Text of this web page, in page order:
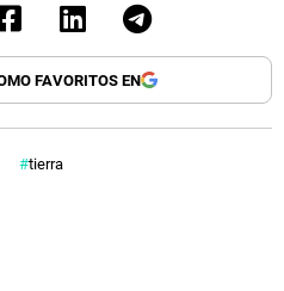
FAVORITOS EN
tierra